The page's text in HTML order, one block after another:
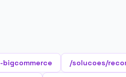
/solucoes/